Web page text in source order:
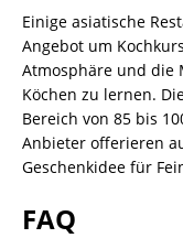
Einige asiatische
Angebot um
Atmosphäre und die
Köchen zu lernen.
Bereich von 85 bis
Anbieter offerieren
Geschenkidee für
FAQ